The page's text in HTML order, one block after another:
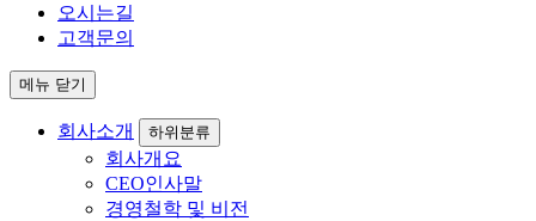
오시는길
고객문의
메뉴 닫기
회사소개 하위분류
회사개요
CEO인사말
경영철학 및 비전